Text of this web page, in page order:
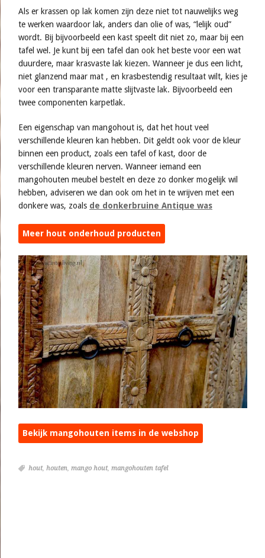
Als er krassen op lak komen zijn deze niet tot nauwelijks weg
te werken waardoor lak, anders dan olie of was, “lelijk oud”
wordt. Bij bijvoorbeeld een kast speelt dit niet zo, maar bij een
tafel wel. Je kunt bij een tafel dan ook het beste voor een wat
duurdere, maar krasvaste lak kiezen. Wanneer je dus een licht,
niet glanzend maar mat , en krasbestendig resultaat wilt, kies je
voor een transparante matte slijtvaste lak. Bijvoorbeeld een
twee componenten karpetlak.
Een eigenschap van mangohout is, dat het hout veel
verschillende kleuren kan hebben. Dit geldt ook voor de kleur
binnen een product, zoals een tafel of kast, door de
verschillende kleuren nerven. Wanneer iemand een
mangohouten meubel bestelt en deze zo donker mogelijk wil
hebben, adviseren we dan ook om het in te wrijven met een
donkere was, zoals de donkerbruine Antique was
Meer hout onderhoud producten
Bekijk mangohouten items in de webshop
hout, houten, mango hout, mangohouten tafel